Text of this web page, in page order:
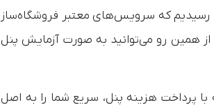
رسیدیم که سرویس‌های معتبر فروشگاه‌ساز
می‌دهند. از همین رو می‌توانید به صورت آزمایش پنل
پرداخت هزینه پنل، سریع شما را به اصل